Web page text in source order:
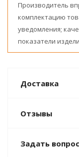
Производитель
комплектацию
уведомления;
показатели
Доставка
Отзывы
Задать вопрос